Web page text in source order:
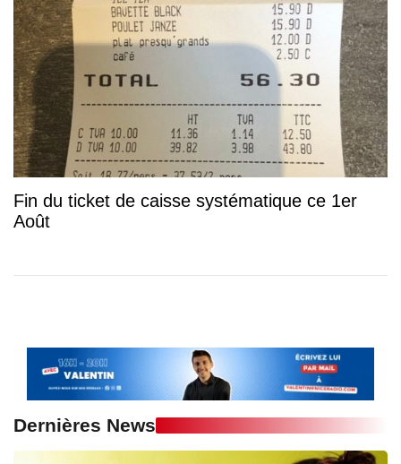
Fin du ticket de caisse systématique ce 1er
Août
Dernières News